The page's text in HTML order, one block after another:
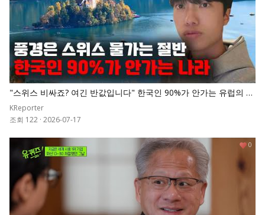
"스위스 비싸죠? 여긴 반값입니다" 한국인 90%가 안가는 유럽의 숨
겨진 천국
KReporter
조회 122 · 2026-07-17
0